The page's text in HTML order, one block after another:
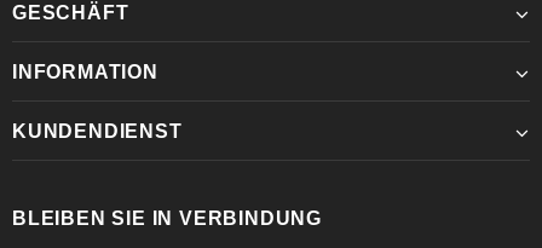
GESCHÄFT
INFORMATION
KUNDENDIENST
BLEIBEN SIE IN VERBINDUNG